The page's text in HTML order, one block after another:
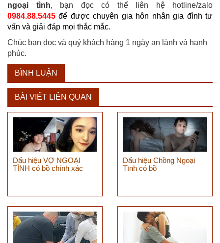
ngoại tình, bạn đọc có thể liên hệ hotline/zalo
0984.88.5445để được chuyên gia hôn nhân gia đình tư
vấn và giải đáp mọi thắc mắc.
Chúc bạn đọc và quý khách hàng 1 ngày an lành và hạnh
phúc.
BÌNH LUẬN
BÀI VIẾT LIÊN QUAN
Dấu hiệu VỢ NGOẠI
TÌNH có bồ chính xác
Dấu hiệu Chồng Ngoại
Tình có bồ